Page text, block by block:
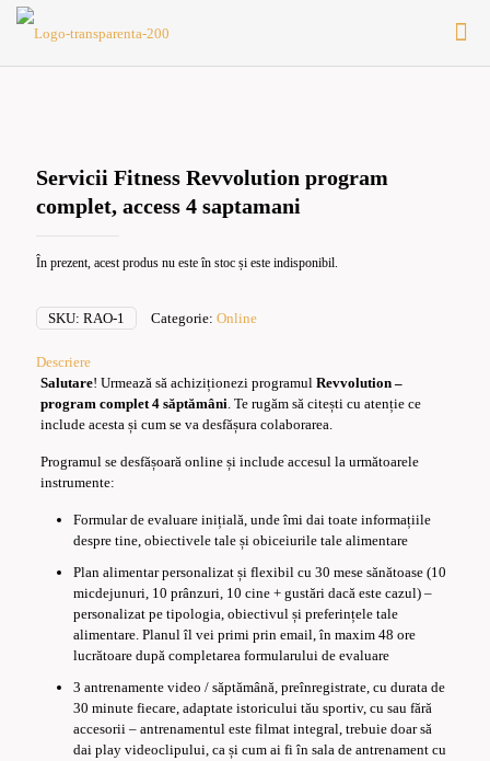
Servicii Fitness Revvolution program
complet, access 4 saptamani
În prezent, acest produs nu este în stoc și este indisponibil.
SKU: RAO-1 Categorie: Online
Descriere
Salutare! Urmează să achiziționezi programul Revvolution –
program complet 4 săptămâni. Te rugăm să citești cu atenție ce
include acesta și cum se va desfășura colaborarea.
Programul se desfășoară online și include accesul la următoarele
instrumente:
Formular de evaluare inițială, unde îmi dai toate informațiile
despre tine, obiectivele tale și obiceiurile tale alimentare
Plan alimentar personalizat și flexibil cu 30 mese sănătoase (10
micdejunuri, 10 prânzuri, 10 cine + gustări dacă este cazul) –
personalizat pe tipologia, obiectivul și preferințele tale
alimentare. Planul îl vei primi prin email, în maxim 48 ore
lucrătoare după completarea formularului de evaluare
3 antrenamente video / săptămână, preînregistrate, cu durata de
30 minute fiecare, adaptate istoricului tău sportiv, cu sau fără
accesorii – antrenamentul este filmat integral, trebuie doar să
dai play videoclipului, ca și cum ai fi în sala de antrenament cu